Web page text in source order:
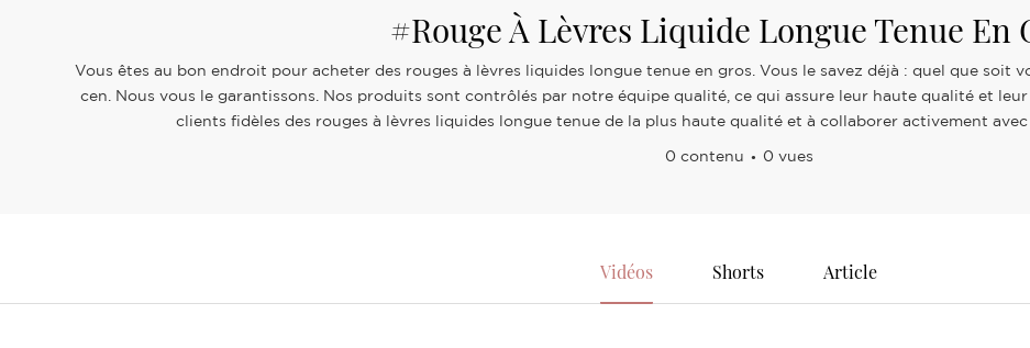
#rouge À Lèvres Liquide Longue Tenue En
Vous êtes au bon endroit pour acheter des rouges à lèvres liquides longue tenue en gros. Vous le savez déjà : quel que soit
cen. Nous vous le garantissons. Nos produits sont contrôlés par notre équipe qualité, ce qui assure leur haute qualité et
clients fidèles des rouges à lèvres liquides longue tenue de la plus haute qualité et à collaborer activement
0 contenu 0 vues
Vidéos Shorts Article